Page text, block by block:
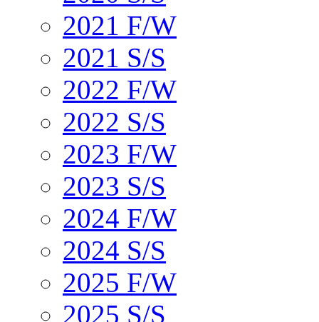
2021 F/W
2021 S/S
2022 F/W
2022 S/S
2023 F/W
2023 S/S
2024 F/W
2024 S/S
2025 F/W
2025 S/S